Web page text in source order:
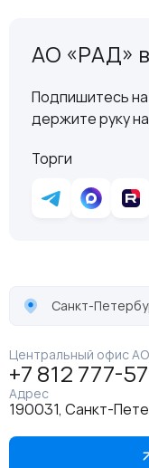
АО «РАД»
Подпишитесь
держите руку
Торги
Санкт-
Центральный офис
+7 812 777-
Адрес
190031, Санкт-